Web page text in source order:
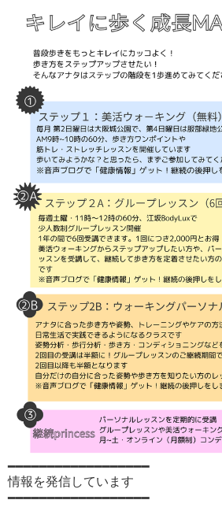
━━━━━━━━━━━━━━━━━━
情報を発信しています
━━━━━━━━━━━━━━━━━━